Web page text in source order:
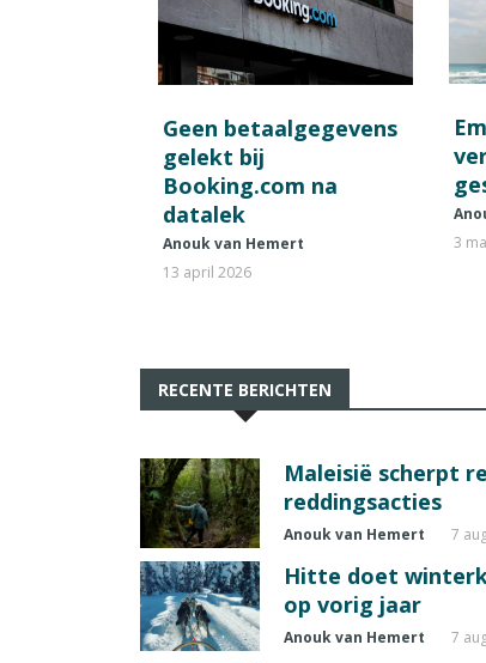
Geen betaalgegevens
gelekt bij
Booking.com na
datalek
Anouk van Hemert
13 april 2026
3
RECENTE BERICHTEN
Maleisië scherpt
reddingsacties
Anouk van Hemert 7
Hitte doet
op vorig jaar
Anouk van Hemert 7